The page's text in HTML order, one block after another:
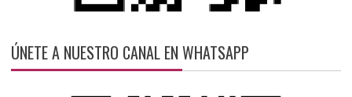
ÚNETE A NUESTRO CANAL EN WHATSAPP